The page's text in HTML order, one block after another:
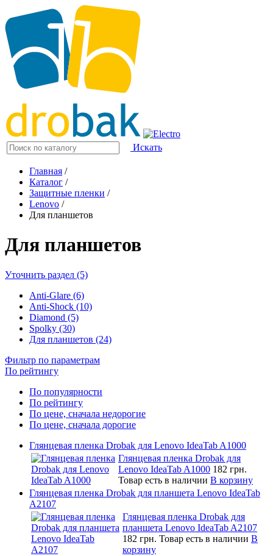
Искать
Главная /
Каталог /
Защитные пленки /
Lenovo /
Для планшетов
Для планшетов
Уточнить раздел (5)
Anti-Glare (6)
Anti-Shock (10)
Diamond (5)
Spolky (30)
Для планшетов (24)
Фильтр по параметрам
По рейтингу
По популярности
По рейтингу
По цене, сначала недорогие
По цене, сначала дорогие
Глянцевая пленка Drobak для Lenovo IdeaTab A1000
Глянцевая пленка Drobak для
Lenovo IdeaTab A1000 182 грн.
Товар есть в наличии В корзину
Глянцевая пленка Drobak для планшета Lenovo IdeaTab
A2107
Глянцевая пленка Drobak для
планшета Lenovo IdeaTab A2107
182 грн. Товар есть в наличии В
корзину